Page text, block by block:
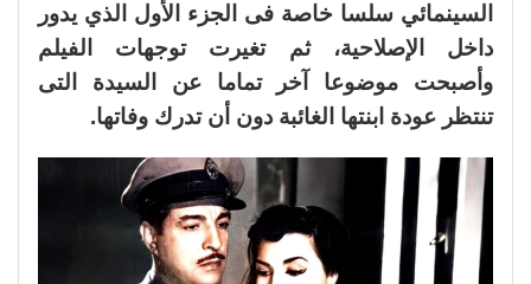
السينمائي سلسا خاصة فى الجزء الأول الذي يدور
داخل الإصلاحية، ثم تغيرت توجهات الفيلم
وأصبحت موضوعا آخر تماما عن السيدة التى
تنتظر عودة ابنتها الغائبة دون أن تدرك وفاتها.